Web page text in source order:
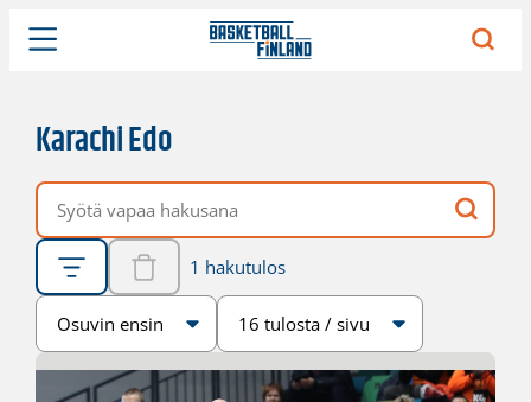
Karachi Edo
Vapaa hakusana
1 hakutulos
Järjestys
Sivukoko